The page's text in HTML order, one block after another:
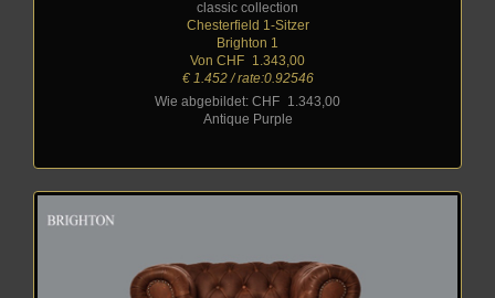
classic collection
Chesterfield 1-Sitzer
Brighton 1
Von CHF
1.343,00
€ 1.452 / rate:0.92546
Wie abgebildet: CHF
1.343,00
Antique Purple